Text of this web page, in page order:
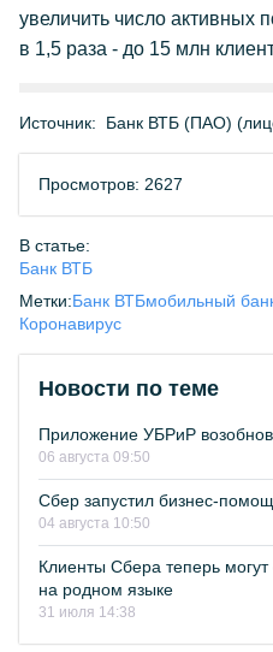
увеличить число активных
в 1,5 раза - до 15 млн
Источник: Банк ВТБ (ПАО)
Просмотров: 2627
В статье:
Банк ВТБ
Метки:Банк ВТБмобильный
Коронавирус
Новости по теме
Приложение УБРиР
06 августа 09:50
Сбер запустил бизнес-
04 августа 10:50
Клиенты Сбера теперь могут
на родном языке
31 июля 14:38